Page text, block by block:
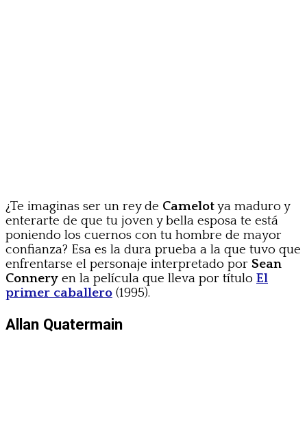
¿Te imaginas ser un rey de Camelotya maduro y
enterarte de que tu joven y bella esposa te está
poniendo los cuernos con tu hombre de mayor
confianza? Esa es la dura prueba a la que tuvo que
enfrentarse el personaje interpretado por Sean
Connery en la película que lleva por título El
primer caballero (1995).
Allan Quatermain